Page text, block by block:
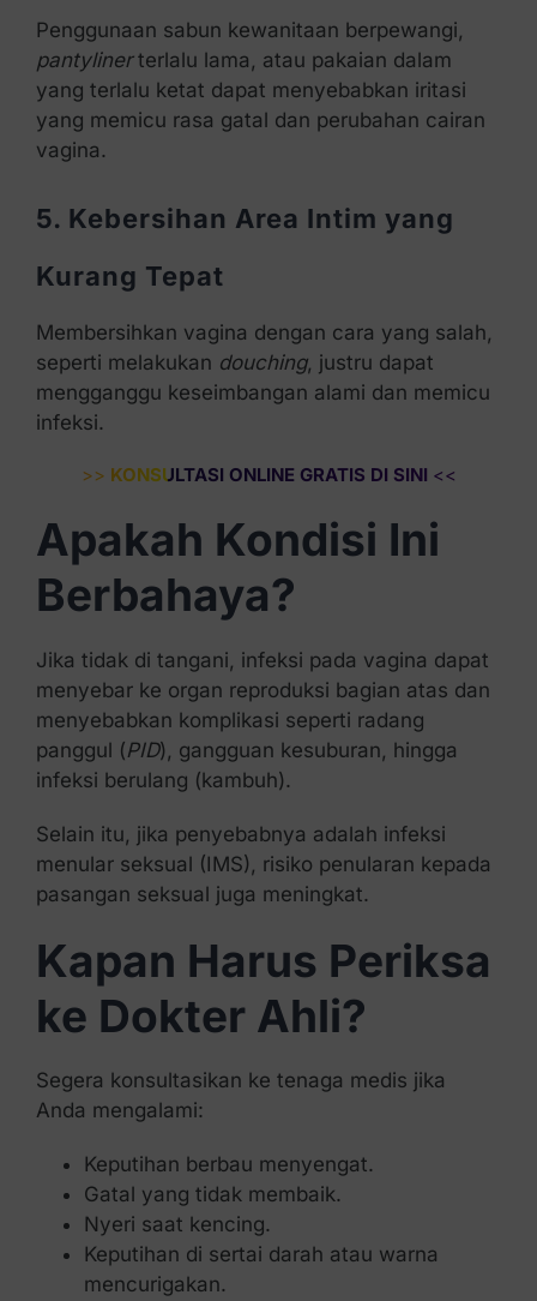
Penggunaan sabun kewanitaan berpewangi,
pantylinerterlalu lama, atau pakaian dalam
yang terlalu ketat dapat menyebabkan iritasi
yang memicu rasa gatal dan perubahan cairan
vagina.
5. Kebersihan Area Intim yang
Kurang Tepat
Membersihkan vagina dengan cara yang salah,
seperti melakukan douching, justru dapat
mengganggu keseimbangan alami dan memicu
infeksi.
>> KONSULTASI ONLINE GRATIS DI SINI <<
Apakah Kondisi Ini
Berbahaya?
Jika tidak di tangani, infeksi pada vagina dapat
menyebar ke organ reproduksi bagian atas dan
menyebabkan komplikasi seperti radang
panggul (PID), gangguan kesuburan, hingga
infeksi berulang (kambuh).
Selain itu, jika penyebabnya adalah infeksi
menular seksual (IMS), risiko penularan kepada
pasangan seksual juga meningkat.
Kapan Harus Periksa
ke Dokter Ahli?
Segera konsultasikan ke tenaga medis jika
Anda mengalami:
Keputihan berbau menyengat.
Gatal yang tidak membaik.
Nyeri saat kencing.
Keputihan di sertai darah atau warna
mencurigakan.